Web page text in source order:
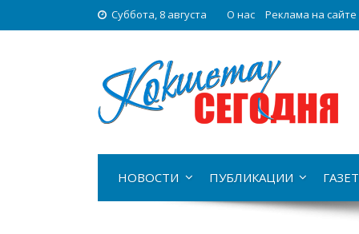
Суббота, 8 августа О нас Реклама на сайте
НОВОСТИ ПУБЛИКАЦИИ